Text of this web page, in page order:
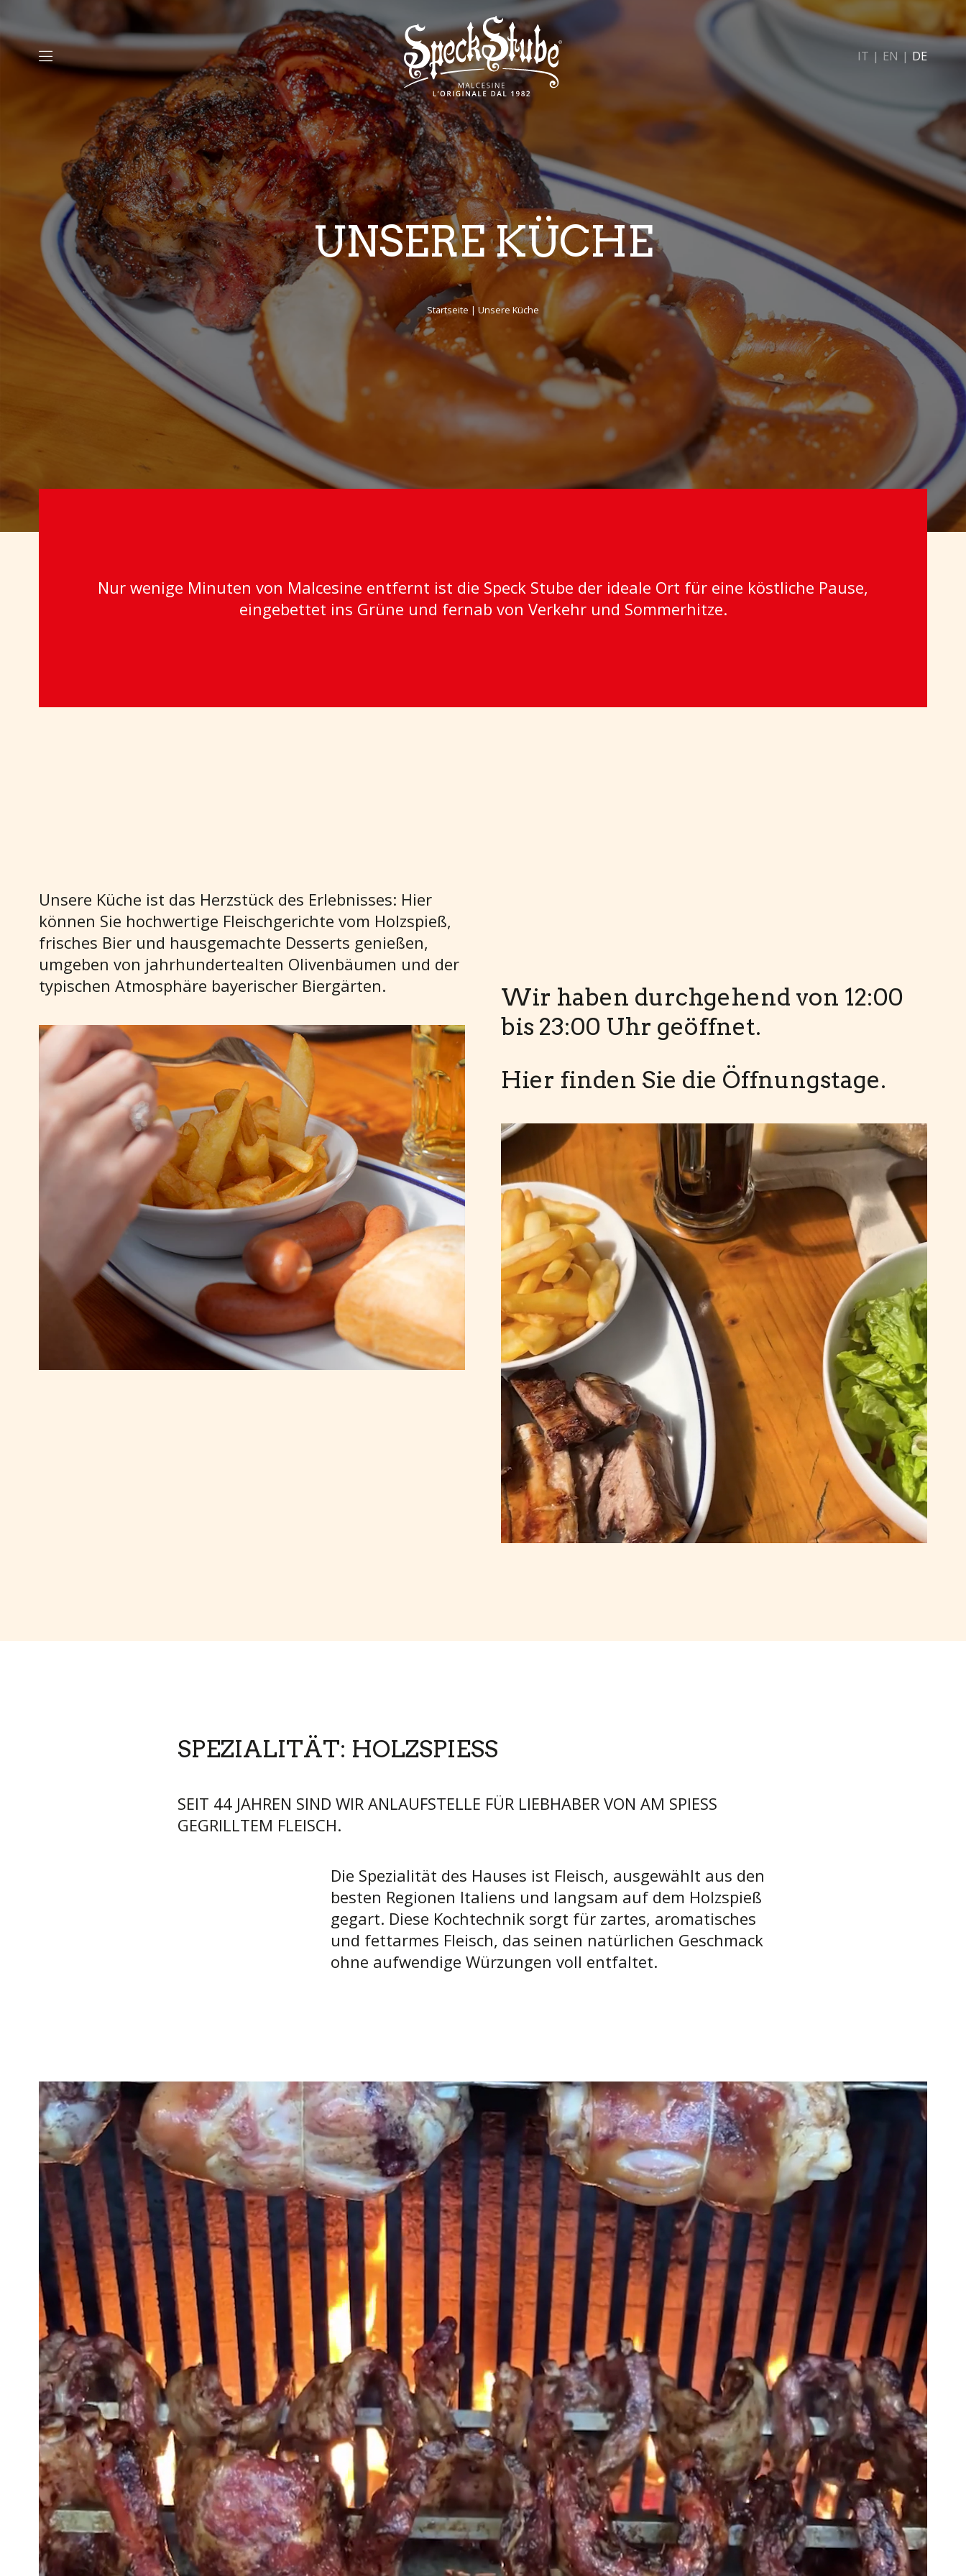
IT | EN | DE
UNSERE KÜCHE
Startseite Unsere Küche
Nur wenige Minuten von Malcesine entfernt ist die Speck Stube der ideale Ort für eine köstliche Pause,
eingebettet ins Grüne und fernab von Verkehr und Sommerhitze.
Unsere Küche ist das Herzstück des Erlebnisses: Hier
können Sie hochwertige Fleischgerichte vom Holzspieß,
frisches Bier und hausgemachte Desserts genießen,
umgeben von jahrhundertealten Olivenbäumen und der
typischen Atmosphäre bayerischer Biergärten.
Wir haben durchgehend von 12:00
bis 23:00 Uhr geöffnet.
Hier finden Sie die Öffnungstage.
SPEZIALITÄT: HOLZSPIESS
SEIT 44 JAHREN SIND WIR ANLAUFSTELLE FÜR LIEBHABER VON AM SPIESS
GEGRILLTEM FLEISCH.
Die Spezialität des Hauses ist Fleisch, ausgewählt aus den
besten Regionen Italiens und langsam auf dem Holzspieß
gegart. Diese Kochtechnik sorgt für zartes, aromatisches
und fettarmes Fleisch, das seinen natürlichen Geschmack
ohne aufwendige Würzungen voll entfaltet.